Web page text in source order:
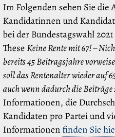
Im Folgenden sehen Sie die
Kandidatinnen und
bei der Bundestagswahl
TheseKeine Rente mit 67! –
bereits 45 Beitragsjahre
soll das Rentenalter wieder auf
auch wenn dadurch die Beiträge
Informationen, die
Kandidaten pro Partei und
Informationen finden Sie